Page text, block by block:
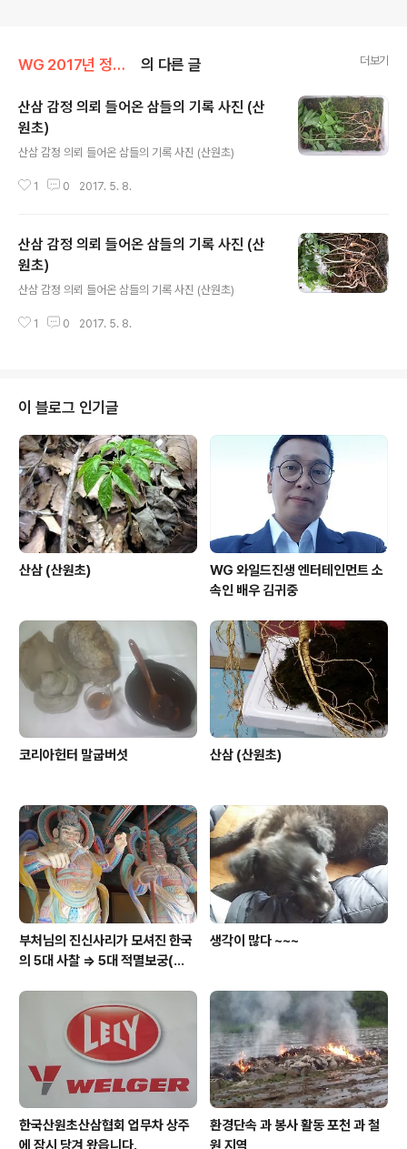
WG 2017년 정유년 기록 의 다른 글 더보기
산삼 감정 의뢰 들어온 삼들의 기록 사진 (산
원초)
산삼 감정 의뢰 들어온 삼들의 기록 사진 (산원초)
1 0 2017. 5. 8.
산삼 감정 의뢰 들어온 삼들의 기록 사진 (산
원초)
산삼 감정 의뢰 들어온 삼들의 기록 사진 (산원초)
1 0 2017. 5. 8.
이 블로그 인기글
산삼 (산원초)
WG 와일드진생 엔터테인먼트 소
속인 배우 김귀중
코리아헌터 말굽버섯 산삼 (산원초)
부처님의 진신사리가 모셔진 한국
의 5대 사찰 => 5대 적멸보궁(寂
생각이 많다 ~~~
한국산원초산삼협회 업무차 상주
에 잠시 당겨 왔읍니다.
환경단속 과 봉사 활동 포천 과 철
원 지역